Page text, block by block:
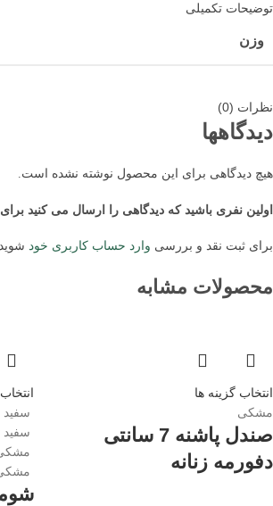
توضیحات تکمیلی
وزن
نظرات (0)
دیدگاهها
هیچ دیدگاهی برای این محصول نوشته نشده است.
اولین نفری باشید که دیدگاهی را ارسال می کنید برای
برای ثبت نقد و بررسی وارد حساب کاربری خود
محصولات مشابه
انتخاب گزینه ها
مشکی
صندل پاشنه 7 سانتی
دفورمه زنانه
سفید